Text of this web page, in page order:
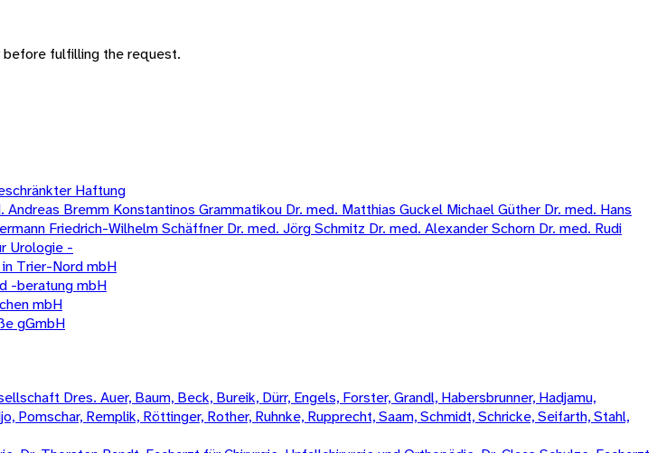
before fulfilling the request.
Haftung
Bremm Konstantinos Grammatikou Dr. med. Matthias Guckel Michael Güther Dr. med. Hans
Friedrich-Wilhelm Schäffner Dr. med. Jörg Schmitz Dr. med. Alexander Schorn Dr. med. Rudi
Urologie -
Trier-Nord mbH
-beratung mbH
mbH
gGmbH
Dres. Auer, Baum, Beck, Bureik, Dürr, Engels, Forster, Grandl, Habersbrunner, Hadjamu,
Remplik, Röttinger, Rother, Ruhnke, Rupprecht, Saam, Schmidt, Schricke, Seifarth, Stahl,